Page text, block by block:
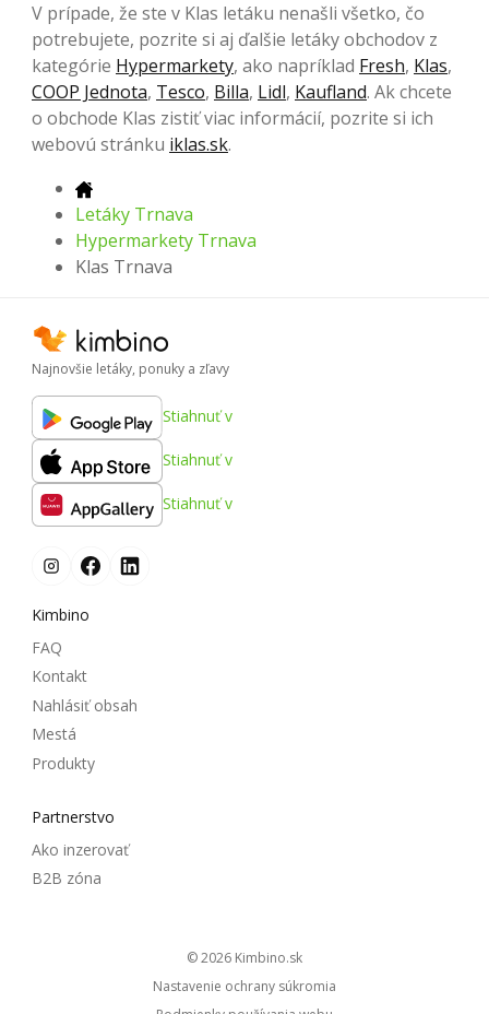
V prípade, že ste v Klas letáku nenašli všetko, čo
potrebujete, pozrite si aj ďalšie letáky obchodov z
kategórie Hypermarkety, ako napríklad Fresh, Klas,
COOP Jednota, Tesco, Billa, Lidl, Kaufland. Ak chcete
o obchode Klas zistiť viac informácií, pozrite si ich
webovú stránku iklas.sk.
Letáky Trnava
Hypermarkety Trnava
Klas Trnava
Najnovšie letáky, ponuky a zľavy
Stiahnuť v
Stiahnuť v
Stiahnuť v
Kimbino
FAQ
Kontakt
Nahlásiť obsah
Mestá
Produkty
Partnerstvo
Ako inzerovať
B2B zóna
© 2026
kimbino.sk
Nastavenie ochrany súkromia